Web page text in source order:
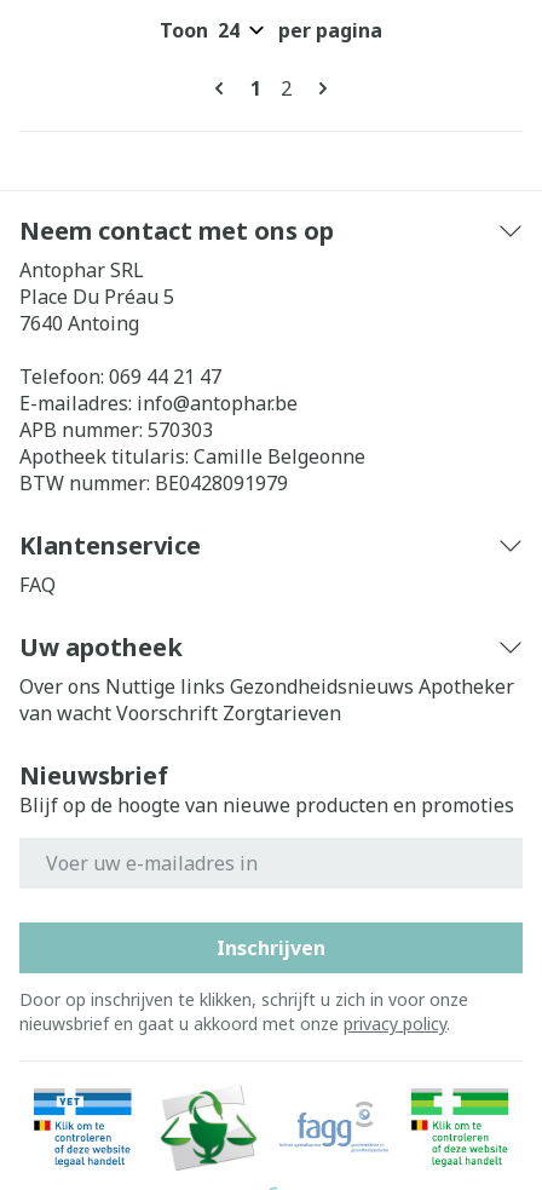
Pagina's
U lees momenteel pagina
1 Pagina
2
Toon per pagina
Neem contact met ons op
Antophar SRL
Place Du Préau 5
7640 Antoing
Telefoon: 069 44 21 47
E-mailadres: info@antophar.be
APB nummer: 570303
Apotheek titularis: Camille Belgeonne
BTW nummer: BE0428091979
Klantenservice
FAQ
Uw apotheek
Over ons Nuttige links Gezondheidsnieuws Apotheker
van wachtVoorschrift Zorgtarieven
Nieuwsbrief
Blijf op de hoogte van nieuwe producten en promoties
Inschrijven
Door op inschrijven te klikken, schrijft u zich in voor onze
nieuwsbrief en gaat u akkoord met onze privacy policy.